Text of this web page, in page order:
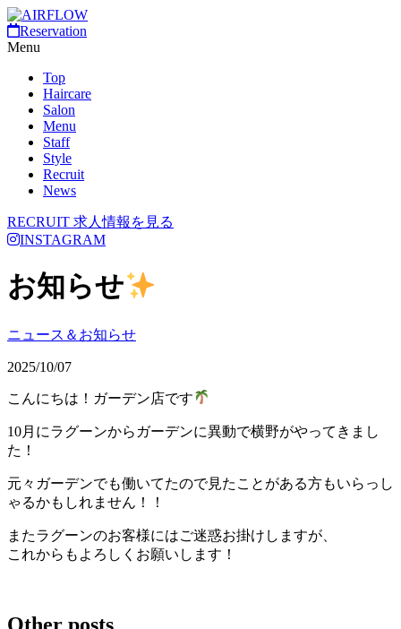
Reservation
Menu
Top
Haircare
Salon
Menu
Staff
Style
Recruit
News
RECRUIT 求人情報を見る
INSTAGRAM
お知らせ
ニュース＆お知らせ
2025/10/07
こんにちは！ガーデン店です
10月にラグーンからガーデンに異動で横野がやってきまし
た！
元々ガーデンでも働いてたので見たことがある方もいらっし
ゃるかもしれません！！
またラグーンのお客様にはご迷惑お掛けしますが、
これからもよろしくお願いします！
Other posts